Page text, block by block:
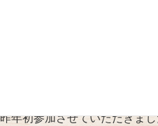
昨年初参加させていただきま